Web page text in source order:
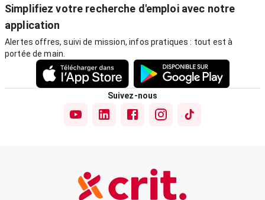
Simplifiez votre recherche d'emploi avec notre
application
Alertes offres, suivi de mission, infos pratiques : tout est à
portée de main.
Suivez-nous